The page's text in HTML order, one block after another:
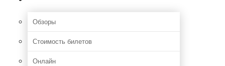
Обзоры
Стоимость билетов
Онлайн